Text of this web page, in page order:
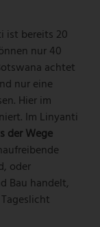
ist bereits 20
nur 40
achtet
nur eine
Hier im
Im Linyanti
der Wege
oder
Bau handelt,